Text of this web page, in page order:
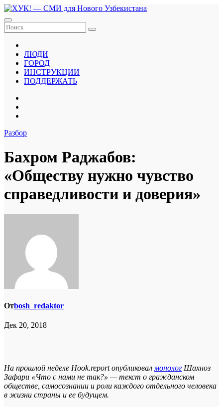
Перейти
к
содержанию
ЛЮДИ
ГОРОД
ИНСТРУКЦИИ
ПОДДЕРЖАТЬ
Разбор
Бахром Раджабов:
«Обществу нужно чувство
справедливости и доверия»
Отbosh_redaktor
Дек 20, 2018
На прошлой неделе Hook.report опубликовалмонолог Шахноз
Зафари «Что с нами не так?» — текст о гражданском
обществе, самосознании и роли каждого отдельного человека
в жизни страны и ее будущем.